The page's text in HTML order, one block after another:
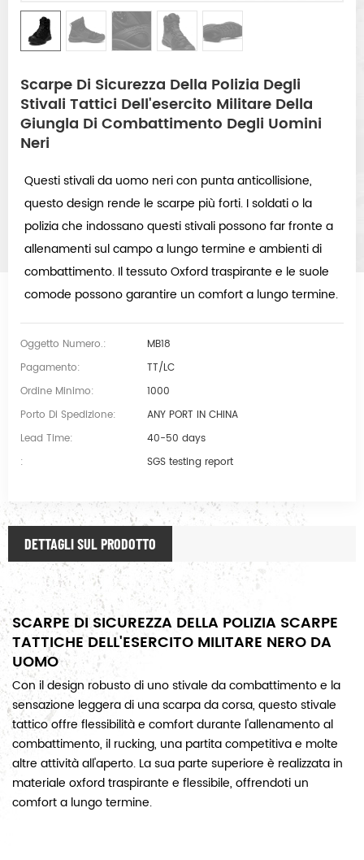
Scarpe Di Sicurezza Della Polizia Degli
Stivali Tattici Dell'esercito Militare Della
Giungla Di Combattimento Degli Uomini
Neri
Questi stivali da uomo neri con punta anticollisione,
questo design rende le scarpe più forti. I soldati o la
polizia che indossano questi stivali possono far fronte a
allenamenti sul campo a lungo termine e ambienti di
combattimento. Il tessuto Oxford traspirante e le suole
comode possono garantire un comfort a lungo termine.
Oggetto Numero.:
MB18
Pagamento:
TT/LC
Ordine Minimo:
1000
Porto Di Spedizione:
ANY PORT IN CHINA
Lead Time:
40-50 days
:
SGS testing report
DETTAGLI SUL PRODOTTO
SCARPE DI SICUREZZA DELLA POLIZIA SCARPE
TATTICHE DELL'ESERCITO MILITARE NERO DA
UOMO
Con il design robusto di uno stivale da combattimento e la
sensazione leggera di una scarpa da corsa, questo stivale
tattico offre flessibilità e comfort durante l'allenamento al
combattimento, il rucking, una partita competitiva e molte
altre attività all'aperto. La sua parte superiore è realizzata in
materiale oxford traspirante e flessibile, offrendoti un
comfort a lungo termine.